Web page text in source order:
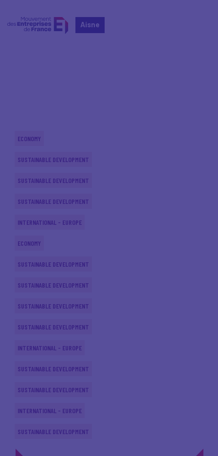
Aisne
ECONOMY
SUSTAINABLE DEVELOPMENT
SUSTAINABLE DEVELOPMENT
SUSTAINABLE DEVELOPMENT
INTERNATIONAL - EUROPE
ECONOMY
SUSTAINABLE DEVELOPMENT
SUSTAINABLE DEVELOPMENT
SUSTAINABLE DEVELOPMENT
SUSTAINABLE DEVELOPMENT
INTERNATIONAL - EUROPE
SUSTAINABLE DEVELOPMENT
SUSTAINABLE DEVELOPMENT
INTERNATIONAL - EUROPE
SUSTAINABLE DEVELOPMENT